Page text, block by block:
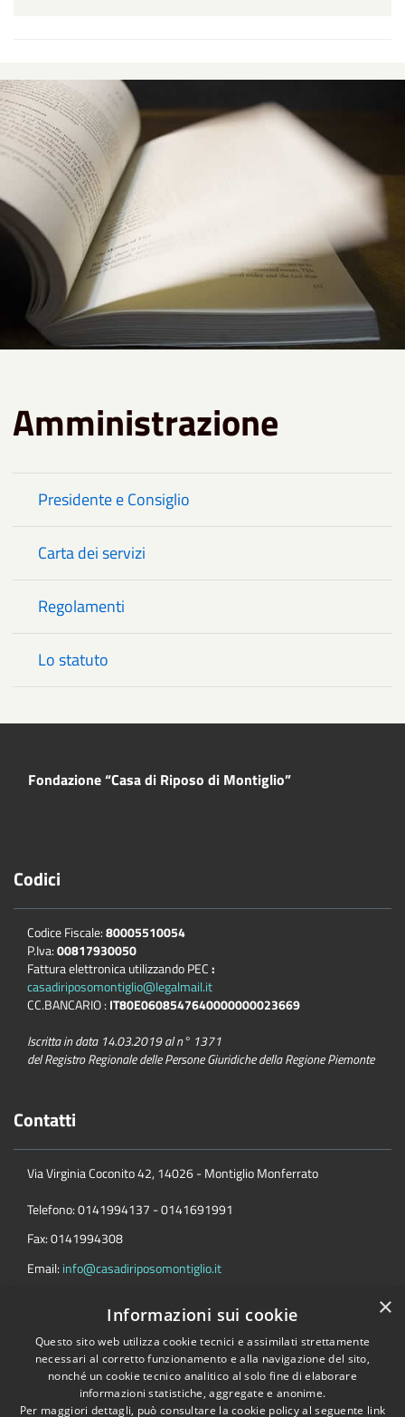
Amministrazione
Presidente e Consiglio
Carta dei servizi
Regolamenti
Lo statuto
Fondazione “Casa di Riposo di Montiglio”
Codici
Codice Fiscale:80005510054
P.Iva:00817930050
Fattura elettronica utilizzando PEC:
casadiriposomontiglio@legalmail.it
CC.BANCARIO : IT80E0608547640000000023669
Iscritta in data 14.03.2019 al n° 1371
del Registro Regionale delle Persone Giuridiche della Regione Piemonte
Contatti
Via Virginia Coconito 42, 14026 - Montiglio Monferrato
Telefono: 0141994137 - 0141691991
Fax: 0141994308
Email: info@casadiriposomontiglio.it
Accessibilità Privacy Cookie
Mappa del sito
Coord. bancarie e codice fatture
×
Informazioni sui cookie
Questo sito web utilizza cookie tecnici e assimilati strettamente
necessari al corretto funzionamento e alla navigazione del sito,
nonché un cookie tecnico analitico al solo fine di elaborare
informazioni statistiche, aggregate e anonime.
Per maggiori dettagli, può consultare la cookie policy al seguente link